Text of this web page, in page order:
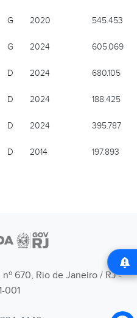
G 2020 545.453
G 2024 605.069
D 2024 680.105
D 2024 188.425
D 2024 395.787
D 2014 197.893
670, Rio de Janeiro / RJ -
001